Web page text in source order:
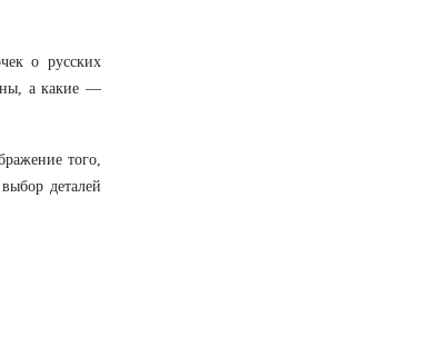
о русских
а какие —
того,
деталей